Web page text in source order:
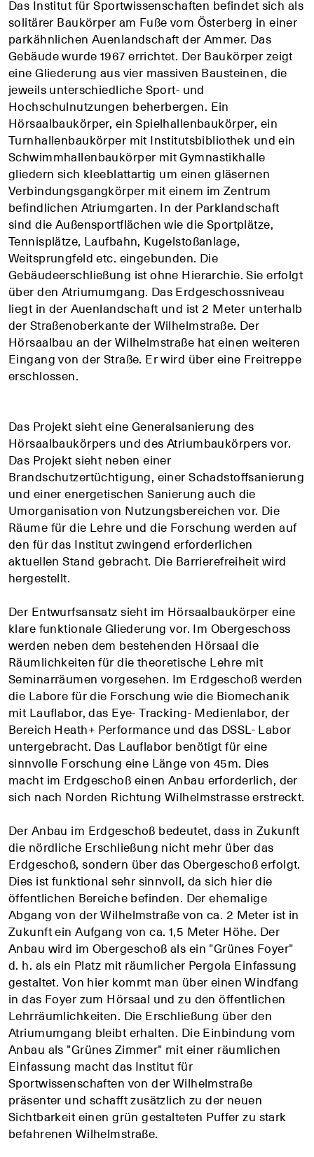
Das Institut für Sportwissenschaften befindet sich als
solitärer Baukörper am Fuße vom Österberg in einer
parkähnlichen Auenlandschaft der Ammer. Das
Gebäude wurde 1967 errichtet. Der Baukörper zeigt
eine Gliederung aus vier massiven Bausteinen, die
jeweils unterschiedliche Sport- und
Hochschulnutzungen beherbergen. Ein
Hörsaalbaukörper, ein Spielhallenbaukörper, ein
Turnhallenbaukörper mit Institutsbibliothek und ein
Schwimmhallenbaukörper mit Gymnastikhalle
gliedern sich kleeblattartig um einen gläsernen
Verbindungsgangkörper mit einem im Zentrum
befindlichen Atriumgarten. In der Parklandschaft
sind die Außensportflächen wie die Sportplätze,
Tennisplätze, Laufbahn, Kugelstoßanlage,
Weitsprungfeld etc. eingebunden. Die
Gebäudeerschließung ist ohne Hierarchie. Sie erfolgt
über den Atriumumgang. Das Erdgeschossniveau
liegt in der Auenlandschaft und ist 2 Meter unterhalb
der Straßenoberkante der Wilhelmstraße. Der
Hörsaalbau an der Wilhelmstraße hat einen weiteren
Eingang von der Straße. Er wird über eine Freitreppe
erschlossen.
Das Projekt sieht eine Generalsanierung des
Hörsaalbaukörpers und des Atriumbaukörpers vor.
Das Projekt sieht neben einer
Brandschutzertüchtigung, einer Schadstoffsanierung
und einer energetischen Sanierung auch die
Umorganisation von Nutzungsbereichen vor. Die
Räume für die Lehre und die Forschung werden auf
den für das Institut zwingend erforderlichen
aktuellen Stand gebracht. Die Barrierefreiheit wird
hergestellt.
Der Entwurfsansatz sieht im Hörsaalbaukörper eine
klare funktionale Gliederung vor. Im Obergeschoss
werden neben dem bestehenden Hörsaal die
Räumlichkeiten für die theoretische Lehre mit
Seminarräumen vorgesehen. Im Erdgeschoß werden
die Labore für die Forschung wie die Biomechanik
mit Lauflabor, das Eye- Tracking- Medienlabor, der
Bereich Heath+ Performance und das DSSL- Labor
untergebracht. Das Lauflabor benötigt für eine
sinnvolle Forschung eine Länge von 45m. Dies
macht im Erdgeschoß einen Anbau erforderlich, der
sich nach Norden Richtung Wilhelmstrasse erstreckt.
Der Anbau im Erdgeschoß bedeutet, dass in Zukunft
die nördliche Erschließung nicht mehr über das
Erdgeschoß, sondern über das Obergeschoß erfolgt.
Dies ist funktional sehr sinnvoll, da sich hier die
öffentlichen Bereiche befinden. Der ehemalige
Abgang von der Wilhelmstraße von ca. 2 Meter ist in
Zukunft ein Aufgang von ca. 1,5 Meter Höhe. Der
Anbau wird im Obergeschoß als ein "Grünes Foyer"
d. h. als ein Platz mit räumlicher Pergola Einfassung
gestaltet. Von hier kommt man über einen Windfang
in das Foyer zum Hörsaal und zu den öffentlichen
Lehrräumlichkeiten. Die Erschließung über den
Atriumumgang bleibt erhalten. Die Einbindung vom
Anbau als "Grünes Zimmer" mit einer räumlichen
Einfassung macht das Institut für
Sportwissenschaften von der Wilhelmstraße
präsenter und schafft zusätzlich zu der neuen
Sichtbarkeit einen grün gestalteten Puffer zu stark
befahrenen Wilhelmstraße.
+ +